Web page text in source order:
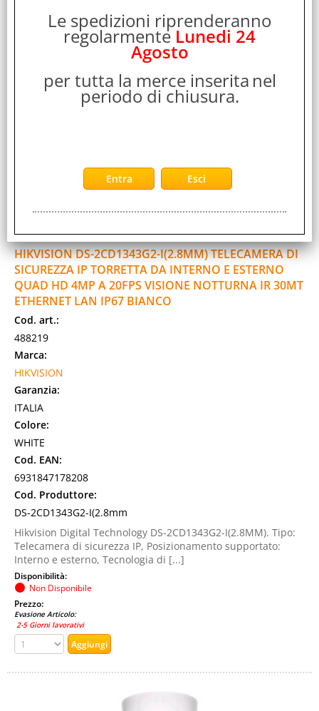
Interno e esterno, Tecnologia di [...]
Disponibilità:
Non Disponibile
2-5 Giorni lavorativi
HIKVISION DS-2CD1343G2-I(2.8MM) TELECAMERA DI
SICUREZZA IP TORRETTA DA INTERNO E ESTERNO
QUAD HD 4MP A 20FPS VISIONE NOTTURNA IR 30MT
ETHERNET LAN IP67 BIANCO
Cod. art.:
488219
Marca:
HIKVISION
Garanzia:
ITALIA
Colore:
WHITE
Cod. EAN:
6931847178208
Cod. Produttore:
DS-2CD1343G2-I(2.8mm
Hikvision Digital Technology DS-2CD1343G2-I(2.8MM). Tipo:
Telecamera di sicurezza IP, Posizionamento supportato:
Interno e esterno, Tecnologia di [...]
Disponibilità:
Non Disponibile
Prezzo:
Evasione Articolo:
2-5 Giorni lavorativi
Le spedizioni riprenderanno
regolarmente Lunedi 24
Agosto
per tutta la merce inserita nel
periodo di chiusura.